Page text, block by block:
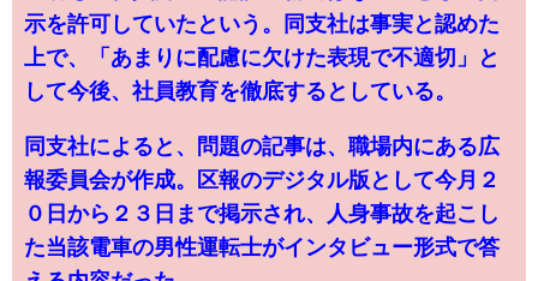
示を許可していたという。同支社は事実と認めた
上で、「あまりに配慮に欠けた表現で不適切」と
して今後、社員教育を徹底するとしている。
同支社によると、問題の記事は、職場内にある広
報委員会が作成。区報のデジタル版として今月２
０日から２３日まで掲示され、人身事故を起こし
た当該電車の男性運転士がインタビュー形式で答